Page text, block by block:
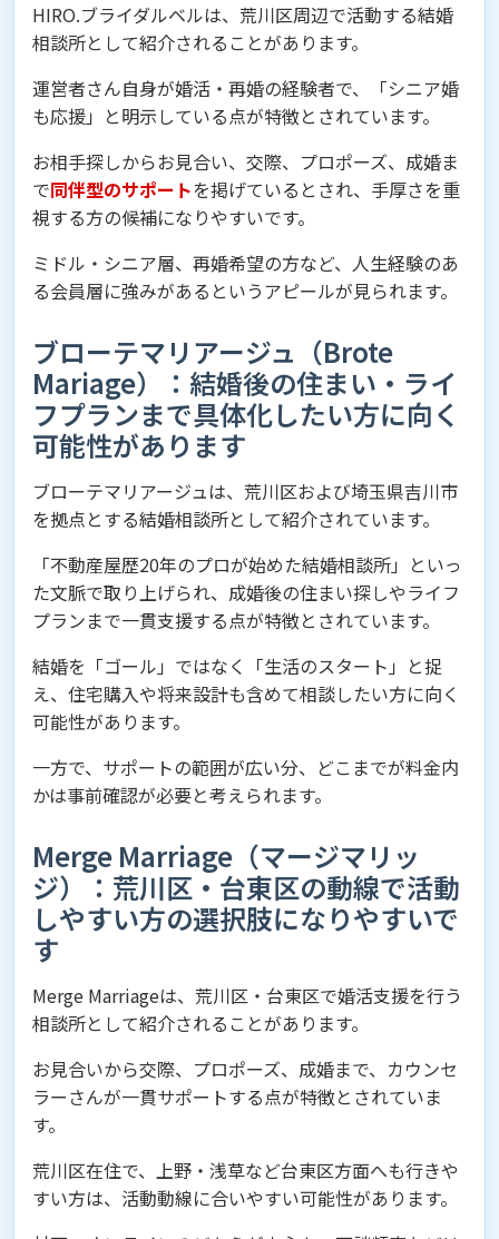
HIRO.ブライダルベルは、荒川区周辺で活動する結婚
相談所として紹介されることがあります。
運営者さん自身が婚活・再婚の経験者で、「シニア婚
も応援」と明示している点が特徴とされています。
お相手探しからお見合い、交際、プロポーズ、成婚ま
で同伴型のサポートを掲げているとされ、手厚さを重
視する方の候補になりやすいです。
ミドル・シニア層、再婚希望の方など、人生経験のあ
る会員層に強みがあるというアピールが見られます。
ブローテマリアージュ（Brote
Mariage）：結婚後の住まい・ライ
フプランまで具体化したい方に向く
可能性があります
ブローテマリアージュは、荒川区および埼玉県吉川市
を拠点とする結婚相談所として紹介されています。
「不動産屋歴20年のプロが始めた結婚相談所」といっ
た文脈で取り上げられ、成婚後の住まい探しやライフ
プランまで一貫支援する点が特徴とされています。
結婚を「ゴール」ではなく「生活のスタート」と捉
え、住宅購入や将来設計も含めて相談したい方に向く
可能性があります。
一方で、サポートの範囲が広い分、どこまでが料金内
かは事前確認が必要と考えられます。
Merge Marriage（マージマリッ
ジ）：荒川区・台東区の動線で活動
しやすい方の選択肢になりやすいで
す
Merge Marriageは、荒川区・台東区で婚活支援を行う
相談所として紹介されることがあります。
お見合いから交際、プロポーズ、成婚まで、カウンセ
ラーさんが一貫サポートする点が特徴とされていま
す。
荒川区在住で、上野・浅草など台東区方面へも行きや
すい方は、活動動線に合いやすい可能性があります。